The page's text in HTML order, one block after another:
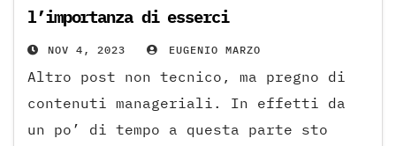
l’importanza di esserci
NOV 4, 2023 EUGENIO MARZO
Altro post non tecnico, ma pregno di
contenuti manageriali. In effetti da
un po’ di tempo a questa parte sto